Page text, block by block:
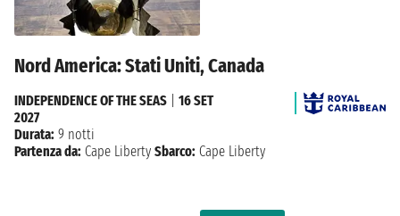
Nord America: Stati Uniti, Canada
INDEPENDENCE OF THE SEAS
16 SET
2027
Durata: 9 notti
Partenza da: Cape Liberty Sbarco: Cape Liberty